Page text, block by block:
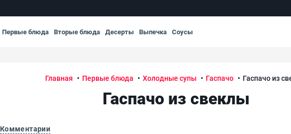
Первые блюда Вторые блюда Десерты Выпечка Соусы
Главная Первые блюда Холодные супы Гаспачо Гаспачо из
Гаспачо из свеклы
Комментарии